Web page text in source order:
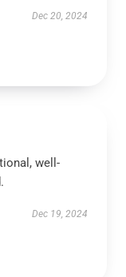
Dec 20, 2024
well-
Dec 19, 2024